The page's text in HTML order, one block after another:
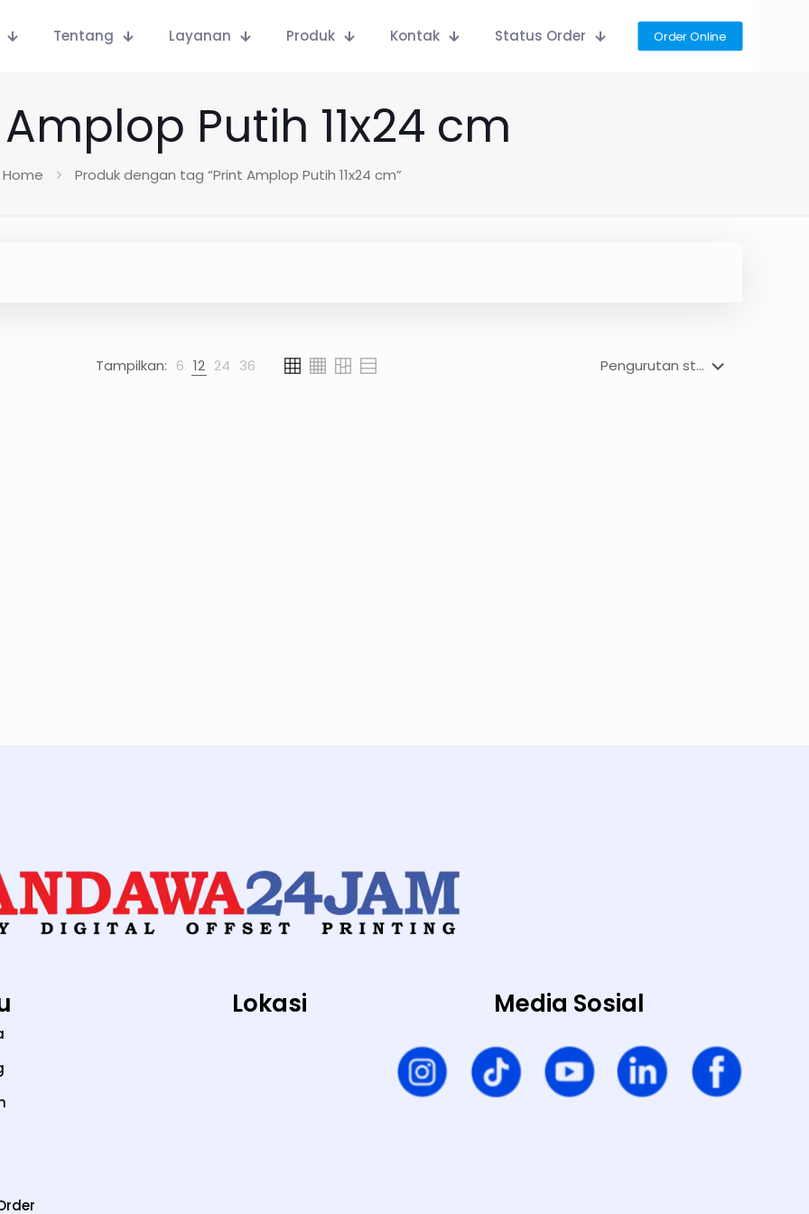
Tentang Layanan Produk Kontak Status Order Order Online
Putih 11x24 cm
Home Produk dengan tag “Print Amplop Putih 11x24 cm”
Tampilkan: 6 12 24 36
Lokasi Media Sosial